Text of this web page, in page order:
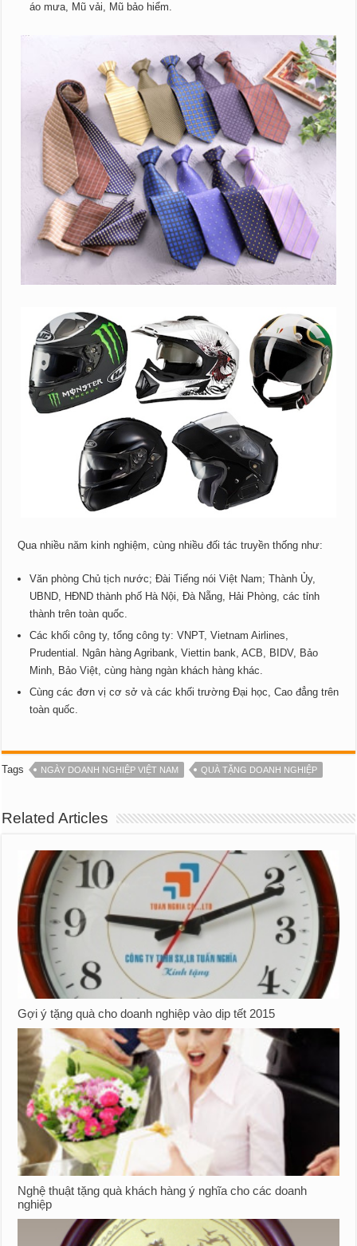
áo mưa, Mũ vải, Mũ bảo hiểm.
Qua nhiều năm kinh nghiệm, cùng nhiều đối tác truyền thống như:
Văn phòng Chủ tịch nước; Đài Tiếng nói Việt Nam; Thành Ủy,
UBND, HĐND thành phố Hà Nội, Đà Nẵng, Hải Phòng, các tỉnh
thành trên toàn quốc.
Các khối công ty, tổng công ty: VNPT, Vietnam Airlines,
Prudential. Ngân hàng Agribank, Viettin bank, ACB, BIDV, Bảo
Minh, Bảo Việt, cùng hàng ngàn khách hàng khác.
Cùng các đơn vị cơ sở và các khối trường Đại học, Cao đẳng trên
toàn quốc.
Tags NGÀY DOANH NGHIỆP VIỆT NAM QUÀ TẶNG DOANH NGHIỆP
Related Articles
Gợi ý tặng quà cho doanh nghiệp vào dịp tết 2015
Nghệ thuật tặng quà khách hàng ý nghĩa cho các doanh
nghiệp